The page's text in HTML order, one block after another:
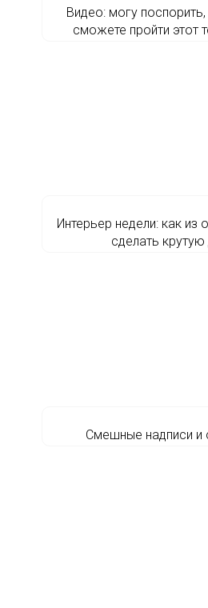
Видео: могу
сможете пройти этот
Интерьер недели: как из
сделать
Смешные надписи и